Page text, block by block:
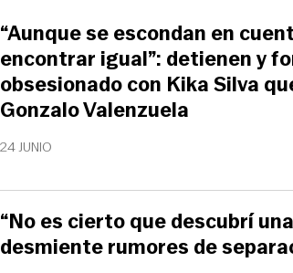
24 JUNIO
“Aunque se escondan en
encontrar igual”: detienen y
obsesionado con Kika Silva
Gonzalo Valenzuela
“No es cierto que descubrí
desmiente rumores de